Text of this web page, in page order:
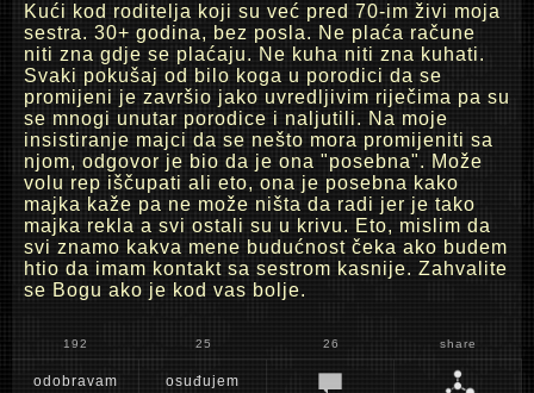
Kući kod roditelja koji su već pred 70-im živi moja
sestra. 30+ godina, bez posla. Ne plaća račune
niti zna gdje se plaćaju. Ne kuha niti zna kuhati.
Svaki pokušaj od bilo koga u porodici da se
promijeni je završio jako uvredljivim riječima pa su
se mnogi unutar porodice i naljutili. Na moje
insistiranje majci da se nešto mora promijeniti sa
njom, odgovor je bio da je ona "posebna". Može
volu rep iščupati ali eto, ona je posebna kako
majka kaže pa ne može ništa da radi jer je tako
majka rekla a svi ostali su u krivu. Eto, mislim da
svi znamo kakva mene budućnost čeka ako budem
htio da imam kontakt sa sestrom kasnije. Zahvalite
se Bogu ako je kod vas bolje.
192 25 26 share
odobravam osuđujem